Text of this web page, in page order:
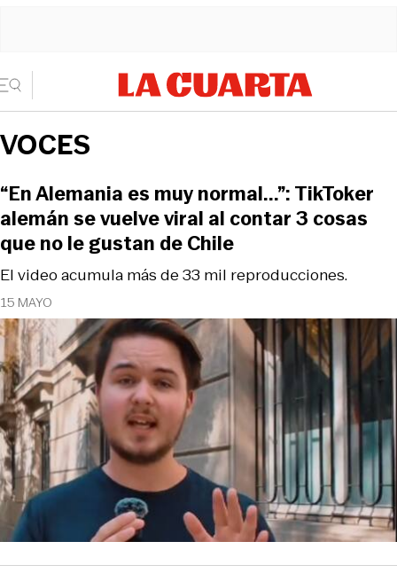
VOCES
15 MAYO
El video acumula más de 33 mil reproducciones.
“En Alemania es muy normal...”: TikToker
alemán se vuelve viral al contar 3 cosas
que no le gustan de Chile